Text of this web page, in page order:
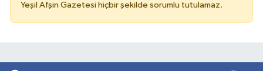
Yeşil Afşin Gazetesi hiçbir şekilde sorumlu tutulamaz.